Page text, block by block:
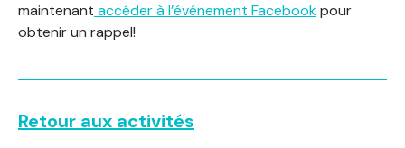
maintenant accéder à l’événement Facebookpour
obtenir un rappel!
Retour aux activités